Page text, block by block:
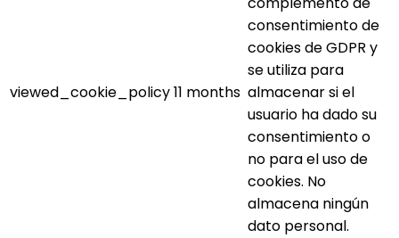
viewed_cookie_policy11 months
consentimiento de
cookies de GDPR y
se utiliza para
almacenar si el
usuario ha dado su
consentimiento o
no para el uso de
cookies. No
almacena ningún
dato personal.